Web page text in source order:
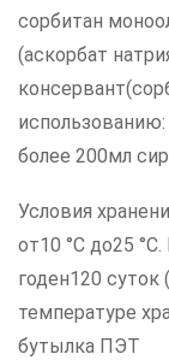
сорбитан
(аскорбат
более 200мл
Условия
от10 °С до25
годен120 суток
температуре
бутылка ПЭТ